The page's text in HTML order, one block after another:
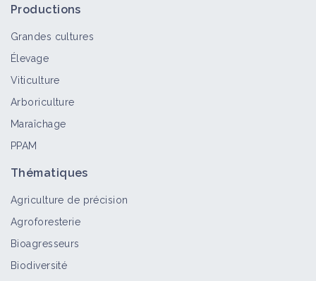
Productions
Grandes cultures
Élevage
Viticulture
Arboriculture
Maraîchage
PPAM
Thématiques
Agriculture de précision
Agroforesterie
Bioagresseurs
Biodiversité